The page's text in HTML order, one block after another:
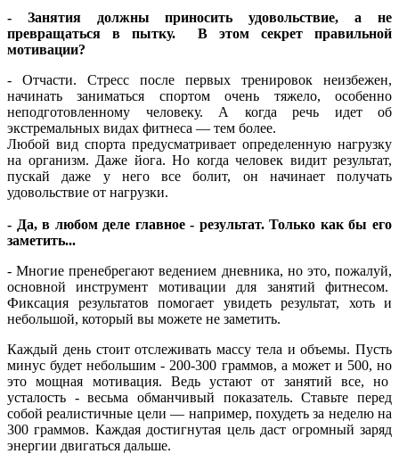
- Занятия должны приносить удовольствие, а не
превращаться в пытку. В этом секрет правильной
мотивации?
- Отчасти. Стресс после первых тренировок неизбежен,
начинать заниматься спортом очень тяжело, особенно
неподготовленному человеку. А когда речь идет об
экстремальных видах фитнеса — тем более.
Любой вид спорта предусматривает определенную нагрузку
на организм. Даже йога. Но когда человек видит результат,
пускай даже у него все болит, он начинает получать
удовольствие от нагрузки.
- Да, в любом деле главное - результат. Только как бы его
заметить...
- Многие пренебрегают ведением дневника, но это, пожалуй,
основной инструмент мотивации для занятий фитнесом.
Фиксация результатов помогает увидеть результат, хоть и
небольшой, который вы можете не заметить.
Каждый день стоит отслеживать массу тела и объемы. Пусть
минус будет небольшим - 200-300 граммов, а может и 500, но
это мощная мотивация. Ведь устают от занятий все, но
усталость - весьма обманчивый показатель. Ставьте перед
собой реалистичные цели — например, похудеть за неделю на
300 граммов. Каждая достигнутая цель даст огромный заряд
энергии двигаться дальше.